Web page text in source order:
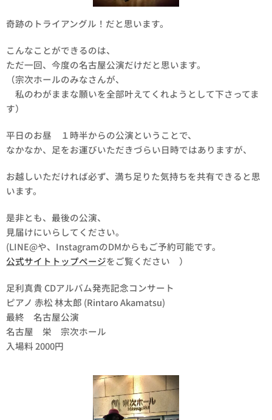
奇跡のトライアングル！だと思います。
こんなことができるのは、
ただ一回、今度の名古屋公演だけだと思います。
（宗次ホールのみなさんが、
私のわがままな願いを全部叶えてくれようとして下さってま
す）
平日のお昼 １時半からの公演ということで、
なかなか、足をお運びいただきづらい日時ではありますが、
お越しいただければ必ず、満ち足りた気持ちを共有できると思
います。
是非とも、最後の公演、
見届けにいらしてください。
(LINE@や、InstagramのDMからもご予約可能です。
公式サイトトップページをご覧ください ）
足利真貴 CDアルバム発売記念コンサート
ピアノ 赤松 林太郎 (Rintaro Akamatsu)
最終 名古屋公演
名古屋 栄 宗次ホール
入場料 2000円